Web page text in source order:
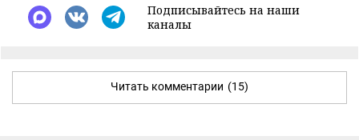
Подписывайтесь на наши
каналы
Читать комментарии (15)